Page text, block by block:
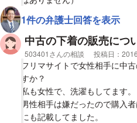
1件の弁護士回答を表示
中古の下着の販売につ
相談者
503401さんの相談 投稿日：
フリマサイトで女性相手に中
すか？
私も女性で、洗濯もしてます。
男性相手は嫌だったので購入
にも記載してました。